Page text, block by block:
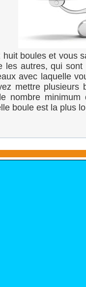
huit boules et vous
les autres, qui
avec laquelle
mettre plusieurs
nombre
boule est la plus